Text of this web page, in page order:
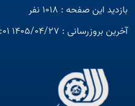
بازدید این صفحه : 1018 نفر
آخرین بروزرسانی : 1405/04/27 11:01